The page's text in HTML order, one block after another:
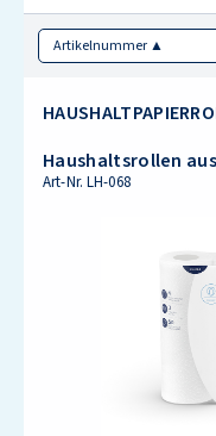
Haushaltsrollen
Art-Nr.LH-068
Sorting